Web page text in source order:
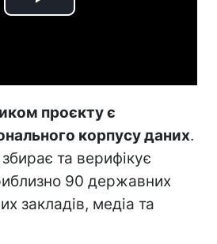
Play
проєкту є
корпусу даних.
та верифікує
90 державних
закладів, медіа та